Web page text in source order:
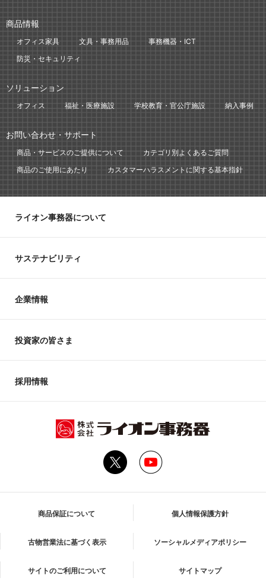
商品情報
オフィス家具 文具・事務用品
事務機器・ICT
防災・セキュリティ
ソリューション
オフィス 福祉・医療施設 学校教育・官公庁施設 納入事例
お問い合わせ・サポート
商品・サービスのご提供について
カテゴリ別よくあるご質問
商品のご使用にあたり
カスタマーハラスメントに関する基本指針
ライオン事務器について
サステナビリティ
企業情報
投資家の皆さま
採用情報
商品保証について 個人情報保護方針
古物営業法に基づく表示 ソーシャルメディアポリシー
サイトのご利用について サイトマップ